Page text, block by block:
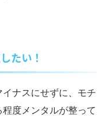
たい！
ナスにせずに、モチ
度メンタルが整って